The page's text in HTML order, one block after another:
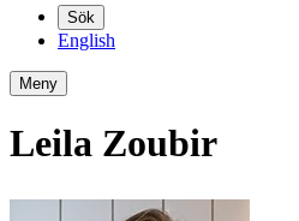
Sök
English
Meny
Leila Zoubir